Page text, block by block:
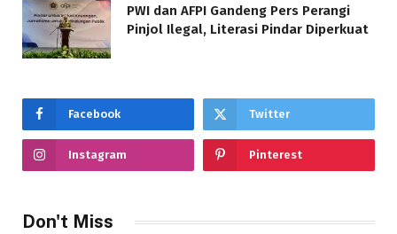
PWI dan AFPI Gandeng Pers Perangi
Pinjol Ilegal, Literasi Pindar Diperkuat
Facebook Twitter
Instagram Pinterest
Don't Miss